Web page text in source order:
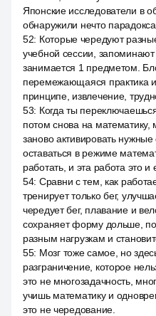
Японские исследователи в
обнаружили нечто
52: Которые чередуют
учебной сессии,
занимается 1 предметом.
перемежающаяся практика
принципе, извлечение,
53: Когда ты
потом снова на математику,
заново активировать
оставаться в режиме
работать, и эта работа это и
54: Сравни с тем, как
тренирует только бег,
чередует бег, плавание и
сохраняет форму дольше,
разным нагрузкам и
55: Мозг тоже самое, но
разграничение, которое
это не многозадачность,
учишь математику и
это не чередование.